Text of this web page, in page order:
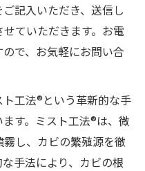
記入いただき、送信し
ていただきます。お電
で、お気軽にお問い合
工法®という革新的な手
す。ミスト工法®は、微
し、カビの繁殖源を徹
手法により、カビの根